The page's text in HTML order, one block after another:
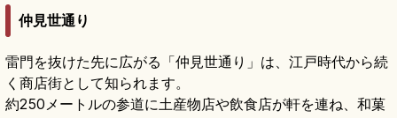
仲見世通り
雷門を抜けた先に広がる「仲見世通り」は、江戸時代から続
く商店街として知られます。
約250メートルの参道に土産物店や飲食店が軒を連ね、和菓